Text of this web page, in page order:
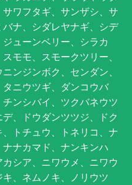
ワフタギ、サンザシ、サ
ナ、シダレヤナギ、シデ
ューンベリー、シラカ
モモ、スモークツリー、
ンジンボク、センダン、
ニウツギ、ダンコウバ
ンシバイ、ツクバネウツ
、ドウダンツツジ、ドク
トチュウ、トネリコ、ナ
ナカマド、ナンキンハ
シア、ニワウメ、ニワウ
、ネムノキ、ノリウツ